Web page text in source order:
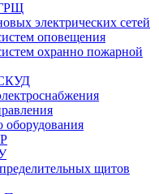
электрических сетей
оповещения
охранно пожарной
оборудования
щитов